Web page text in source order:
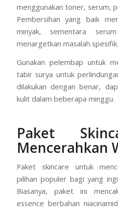
menggunakan toner, serum,
Pembersihan yang baik
minyak, sementara
menargetkan masalah spesifik.
Gunakan pelembap untuk
tabir surya untuk
dilakukan dengan benar,
kulit dalam beberapa minggu.
Paket
Mencerahkan
Paket skincare untuk
pilihan populer bagi yang
Biasanya, paket ini
essence berbahan